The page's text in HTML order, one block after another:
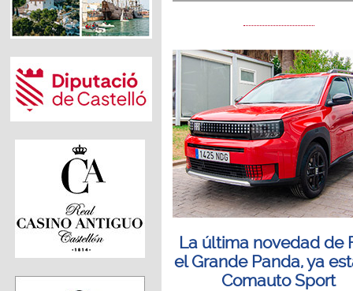
La última novedad de
el Grande Panda, ya
Comauto Sport